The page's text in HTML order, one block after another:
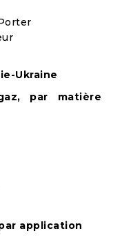
Ukraine
par matière
application